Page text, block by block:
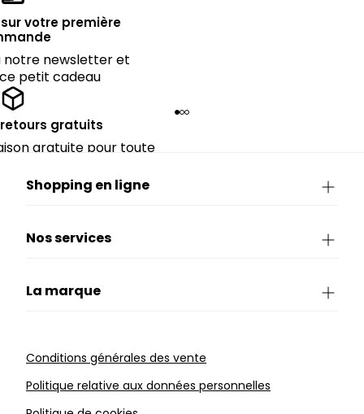
votre première
notre newsletter et
petit cadeau
gratuits
gratuite pour toute
Shopping en ligne
Nos services
La marque
Conditions générales des vente
Politique relative aux données personnelles